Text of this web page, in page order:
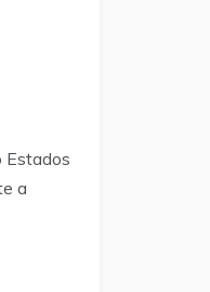
Estados
a